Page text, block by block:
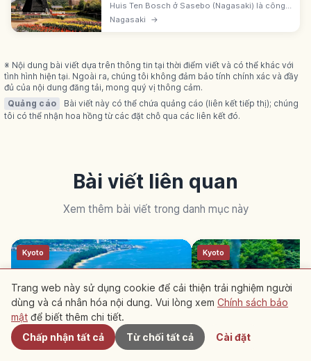
Huis Ten Bosch ở Sasebo (Nagasaki) là công
viên Hà Lan rộng ~33 Tokyo Dome. Lễ hội Tulip
1 triệu bông. Đêm ~13 triệu LED. Hơn 40 trò
Nagasaki →
※ Nội dung bài viết dựa trên thông tin tại thời điểm viết và có thể khác với
tình hình hiện tại. Ngoài ra, chúng tôi không đảm bảo tính chính xác và đầy
đủ của nội dung đăng tải, mong quý vị thông cảm.
Quảng cáo
Bài viết này có thể chứa quảng cáo (liên kết tiếp thị); chúng
tôi có thể nhận hoa hồng từ các đặt chỗ qua các liên kết đó.
Bài viết liên quan
Xem thêm bài viết trong danh mục này
Kyoto Kyoto
Gần đây
Trang web này sử dụng cookie để cải thiện trải nghiệm người
dùng và cá nhân hóa nội dung. Vui lòng xem Chính sách bảo
mật để biết thêm chi tiết.
Chấp nhận tất cả
Từ chối tất cả Cài đặt